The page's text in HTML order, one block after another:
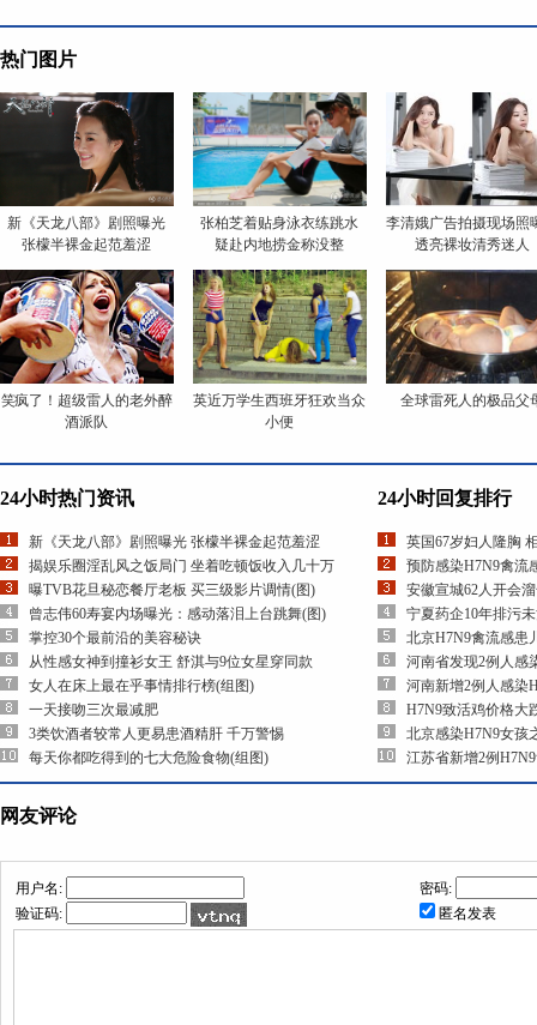
热门图片
新《天龙八部》剧照曝光
张檬半裸金起范羞涩
张柏芝着贴身泳衣练跳水
疑赴内地捞金称没整
李清娥广告拍摄现场照
透亮裸妆清秀迷人
笑疯了！超级雷人的老外醉
酒派队
英近万学生西班牙狂欢当众
小便
全球雷死人的极品父
24小时热门资讯
新《天龙八部》剧照曝光 张檬半裸金起范羞涩
揭娱乐圈淫乱风之饭局门 坐着吃顿饭收入几十万
曝TVB花旦秘恋餐厅老板 买三级影片调情(图)
曾志伟60寿宴内场曝光：感动落泪上台跳舞(图)
掌控30个最前沿的美容秘诀
从性感女神到撞衫女王 舒淇与9位女星穿同款
女人在床上最在乎事情排行榜(组图)
一天接吻三次最减肥
3类饮酒者较常人更易患酒精肝 千万警惕
每天你都吃得到的七大危险食物(组图)
24小时回复排行
英国67岁妇人隆胸
预防感染H7N9禽流
安徽宣城62人开会
宁夏药企10年排污
北京H7N9禽流感患
河南省发现2例人感
河南新增2例人感染
H7N9致活鸡价格大
北京感染H7N9女孩
江苏省新增2例
网友评论
用户名:
密码:
验证码:
匿名发表